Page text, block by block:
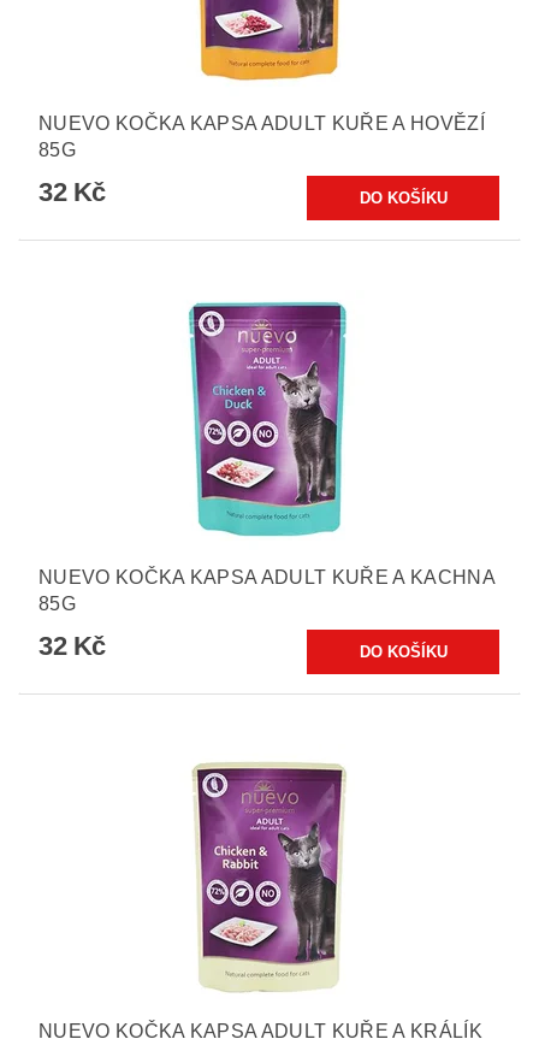
NUEVO KOČKA KAPSA ADULT KUŘE A HOVĚZÍ
85G
32 Kč
NUEVO KOČKA KAPSA ADULT KUŘE A KACHNA
85G
32 Kč
NUEVO KOČKA KAPSA ADULT KUŘE A KRÁLÍK